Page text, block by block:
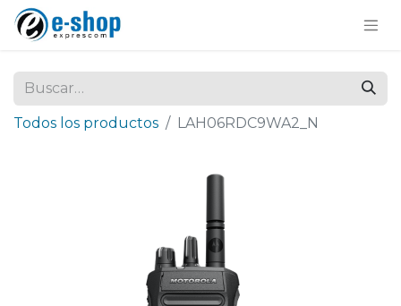
Todos los productos LAH06RDC9WA2_N